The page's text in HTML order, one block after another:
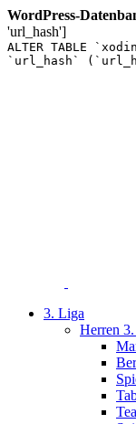
WordPress-
'url_hash']
ALTER TABLE
`url_hash`
3. Liga
Herren